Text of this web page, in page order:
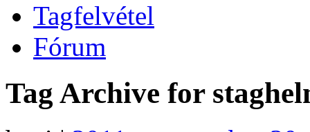
Tagfelvétel
Fórum
Tag Archive for